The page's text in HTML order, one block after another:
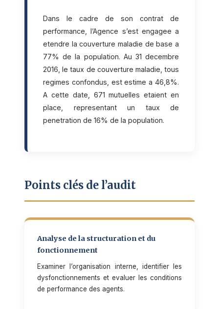
Dans le cadre de son contrat de
performance, l’Agence s’est engagee a
etendre la couverture maladie de base a
77% de la population. Au 31 decembre
2016, le taux de couverture maladie, tous
regimes confondus, est estime a 46,8%.
A cette date, 671 mutuelles etaient en
place, representant un taux de
penetration de 16% de la population.
Points clés de l’audit
Analyse de la structuration et du
fonctionnement
Examiner l’organisation interne, identifier les
dysfonctionnements et evaluer les conditions
de performance des agents.